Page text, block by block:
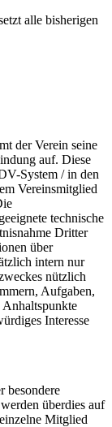
alle bisherigen
der Verein seine
auf. Diese
System / in den
Vereinsmitglied
technische
Dritter
über
intern nur
nützlich
Aufgaben,
Interesse
besondere
überdies auf
Mitglied